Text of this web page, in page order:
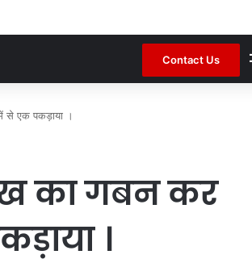
Contact Us
से एक पकड़ाया ।
का गबन कर
।